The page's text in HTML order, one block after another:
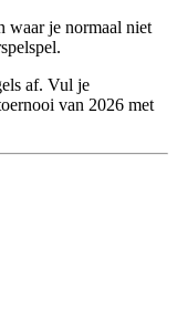
waar je normaal niet
af. Vul je
van 2026 met